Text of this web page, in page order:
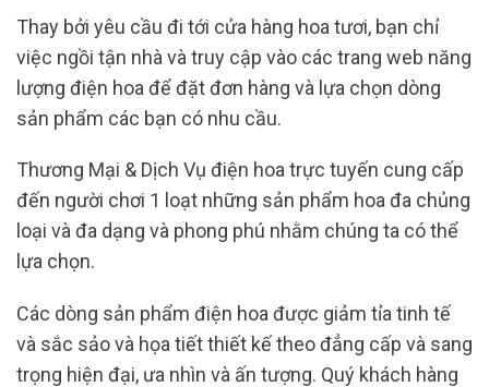
Thay bởi yêu cầu đi tới cửa hàng hoa tươi, bạn chỉ
việc ngồi tận nhà và truy cập vào các trang web năng
lượng điện hoa để đặt đơn hàng và lựa chọn dòng
sản phẩm các bạn có nhu cầu.
Thương Mại & Dịch Vụ điện hoa trực tuyến cung cấp
đến người chơi 1 loạt những sản phẩm hoa đa chủng
loại và đa dạng và phong phú nhằm chúng ta có thể
lựa chọn.
Các dòng sản phẩm điện hoa được giảm tỉa tinh tế
và sắc sảo và họa tiết thiết kế theo đẳng cấp và sang
trọng hiện đại, ưa nhìn và ấn tượng. Quý khách hàng